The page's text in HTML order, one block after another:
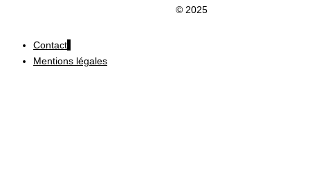
© 2025
Contact
Mentions légales